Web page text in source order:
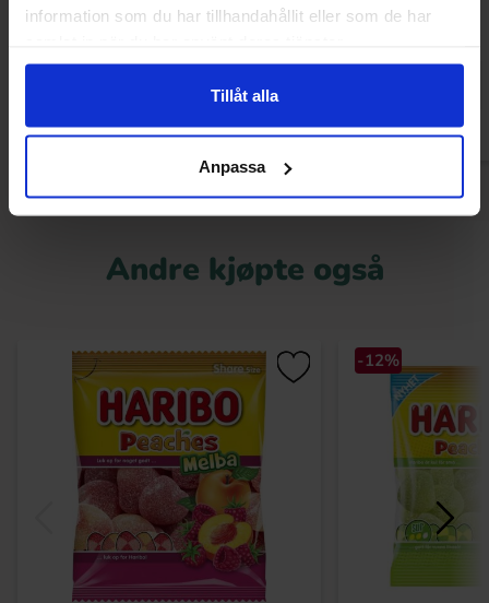
information som du har tillhandahållit eller som de har
Tillåt alla
Anpassa
Andre kjøpte også
-12%